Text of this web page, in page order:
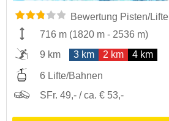
Bewertung Pisten/Lifte
716 m (1820 m - 2536 m)
9 km
3 km 2 km 4 km
6 Lifte/Bahnen
SFr. 49,- / ca. € 53,-